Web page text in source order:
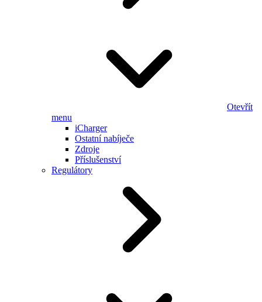
Otevřít
menu
iCharger
Ostatní nabíječe
Zdroje
Příslušenství
Regulátory